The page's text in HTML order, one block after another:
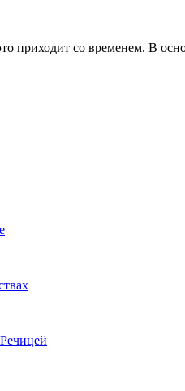
со временем. В